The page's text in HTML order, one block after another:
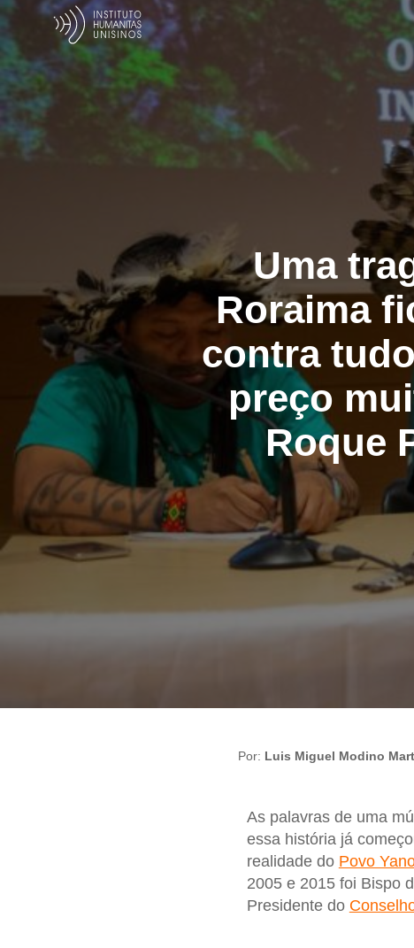
Uma
Roraima
contra
preço
Roque
Por: Luis Miguel Modino
As palavras de uma
essa história já
realidade do Povo
2005 e 2015 foi Bispo
Presidente do